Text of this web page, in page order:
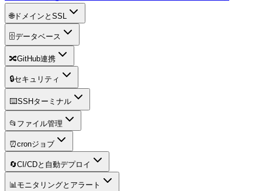
🌐ドメインとSSL
🗄️データベース
🔀GitHub連携
🔒セキュリティ
⌨️SSHターミナル
📂 ファイル管理
⏰cronジョブ
🔄CI/CDと自動デプロイ
📊モニタリングとアラート